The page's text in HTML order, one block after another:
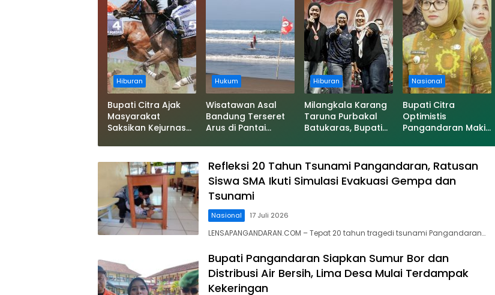
Hiburan
Bupati Citra Ajak
Masyarakat
Saksikan Kejurnas
Indonesia Derby
2026 di Legokjawa
Hukum
Wisatawan Asal
Bandung Terseret
Arus di Pantai
Bupati: Tolong
Wisatawan Ikuti
Aturan
Hiburan
Milangkala Karang
Taruna Purbakal
Batukaras, Bupati
Berkarya untuk
Pangandaran
Nasional
Bupati Citra
Optimistis
Pangandaran Makin
PAD Naik dan
Investasi Terus
Bertambah
Refleksi 20 Tahun Tsunami Pangandaran, Ratusan
Siswa SMA Ikuti Simulasi Evakuasi Gempa dan
Tsunami
Nasional 17 Juli 2026
LENSAPANGANDARAN.COM – Tepat 20 tahun tragedi tsunami Pangandaran…
Bupati Pangandaran Siapkan Sumur Bor dan
Distribusi Air Bersih, Lima Desa Mulai Terdampak
Kekeringan